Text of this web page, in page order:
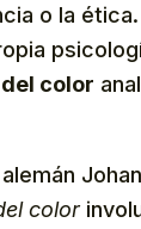
o la
color
color